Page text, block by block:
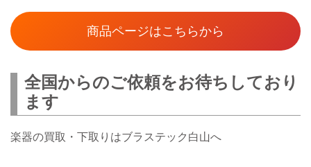
商品ページはこちらから
全国からのご依頼をお待ちしており
ます
楽器の買取・下取りはブラステック白山へ